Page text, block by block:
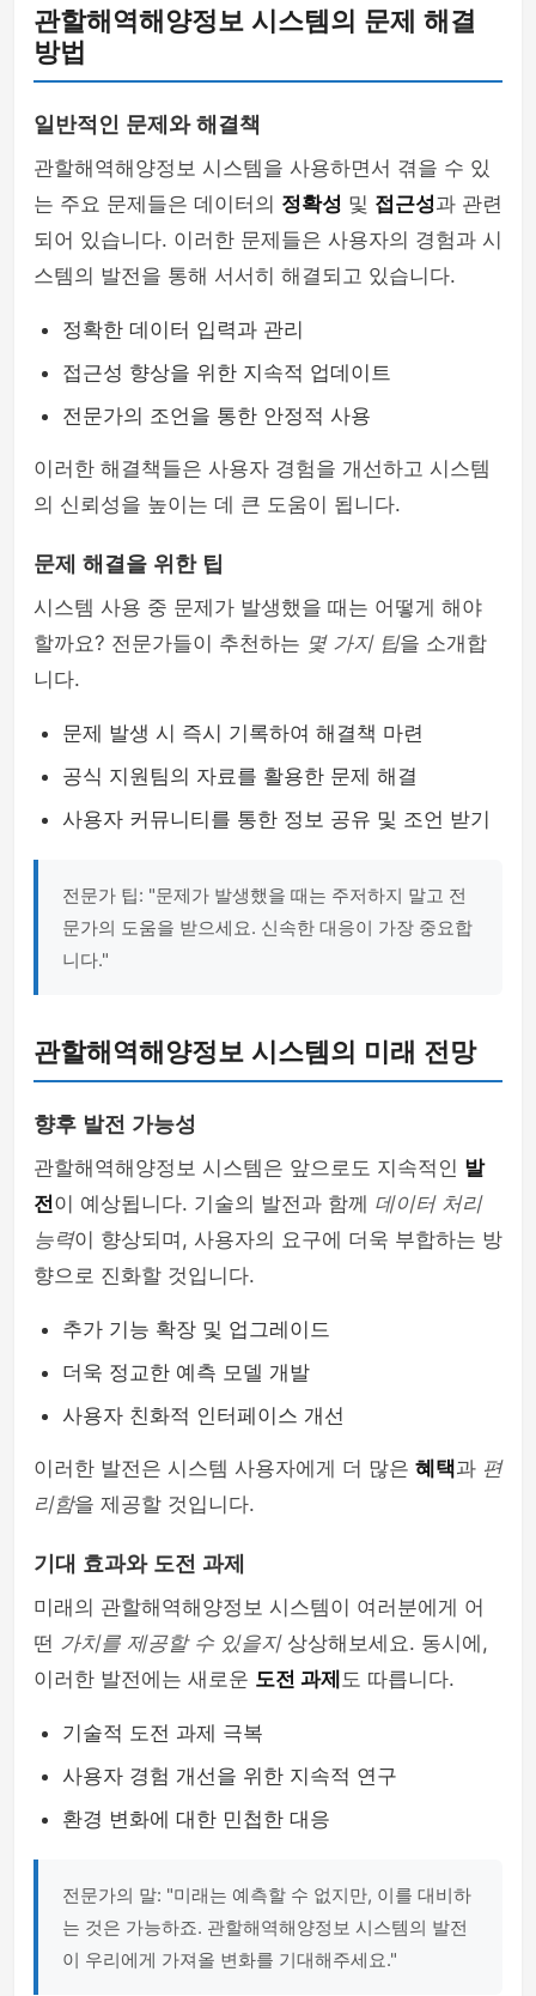
관할해역해양정보 시스템의 문제 해결
방법
일반적인 문제와 해결책
관할해역해양정보 시스템을 사용하면서 겪을 수 있
는 주요 문제들은 데이터의 정확성 및 접근성과 관련
되어 있습니다. 이러한 문제들은 사용자의 경험과 시
스템의 발전을 통해 서서히 해결되고 있습니다.
정확한 데이터 입력과 관리
접근성 향상을 위한 지속적 업데이트
전문가의 조언을 통한 안정적 사용
이러한 해결책들은 사용자 경험을 개선하고 시스템
의 신뢰성을 높이는 데 큰 도움이 됩니다.
문제 해결을 위한 팁
시스템 사용 중 문제가 발생했을 때는 어떻게 해야
할까요? 전문가들이 추천하는 몇 가지 팁을 소개합
니다.
문제 발생 시 즉시 기록하여 해결책 마련
공식 지원팀의 자료를 활용한 문제 해결
사용자 커뮤니티를 통한 정보 공유 및 조언 받기
전문가 팁: "문제가 발생했을 때는 주저하지 말고 전
문가의 도움을 받으세요. 신속한 대응이 가장 중요합
니다."
관할해역해양정보 시스템의 미래 전망
향후 발전 가능성
관할해역해양정보 시스템은 앞으로도 지속적인 발
전이 예상됩니다. 기술의 발전과 함께 데이터 처리
능력이 향상되며, 사용자의 요구에 더욱 부합하는 방
향으로 진화할 것입니다.
추가 기능 확장 및 업그레이드
더욱 정교한 예측 모델 개발
사용자 친화적 인터페이스 개선
이러한 발전은 시스템 사용자에게 더 많은 혜택과 편
리함을 제공할 것입니다.
기대 효과와 도전 과제
미래의 관할해역해양정보 시스템이 여러분에게 어
떤 가치를 제공할 수 있을지상상해보세요. 동시에,
이러한 발전에는 새로운 도전 과제 도 따릅니다.
기술적 도전 과제 극복
사용자 경험 개선을 위한 지속적 연구
환경 변화에 대한 민첩한 대응
전문가의 말: "미래는 예측할 수 없지만, 이를 대비하
는 것은 가능하죠. 관할해역해양정보 시스템의 발전
이 우리에게 가져올 변화를 기대해주세요."